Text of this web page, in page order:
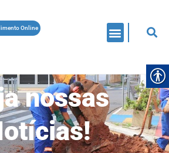
Online
nossas